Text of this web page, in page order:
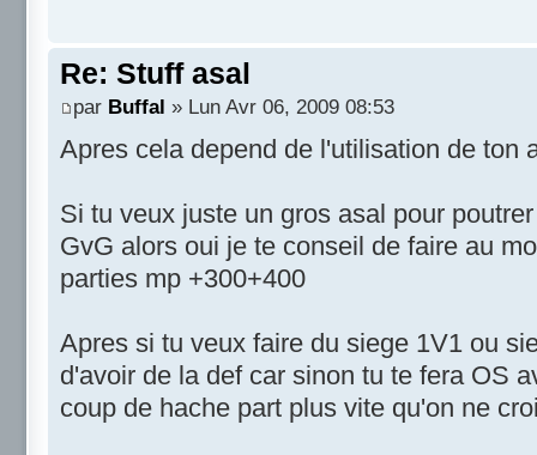
Re: Stuff asal
par Buffal » Lun Avr 06, 2009 08:53
Apres cela depend de l'utilisation de ton
Si tu veux juste un gros asal pour
GvG alors oui je te conseil de faire au
parties mp +300+400
Apres si tu veux faire du siege 1V1 ou
d'avoir de la def car sinon tu te fera OS
coup de hache part plus vite qu'on ne